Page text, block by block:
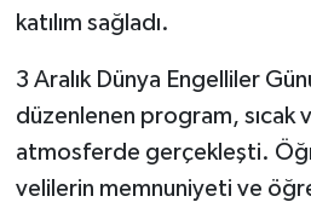
katılım sağladı.
3 Aralık Dünya Engelliler
düzenlenen program, sıcak
atmosferde gerçekleşti.
velilerin memnuniyeti ve